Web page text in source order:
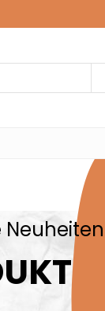
Neuheiten